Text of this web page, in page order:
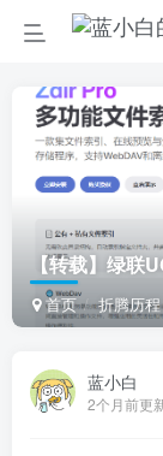
【转载】绿
首页 折腾历程
蓝小白
2个月前更